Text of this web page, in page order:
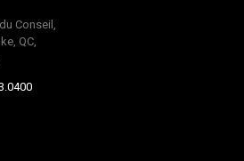
Conseil,
QC,